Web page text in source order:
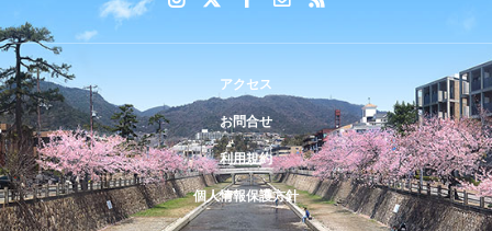
アクセス
お問合せ
利用規約
個人情報保護方針